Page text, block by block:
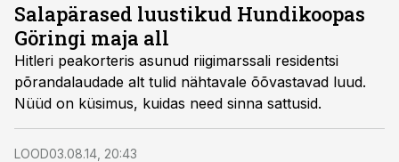
Salapärased luustikud Hundikoopas
Göringi maja all
Hitleri peakorteris asunud riigimarssali residentsi
põrandalaudade alt tulid nähtavale õõvastavad luud.
Nüüd on küsimus, kuidas need sinna sattusid.
LOOD03.08.14, 20:43